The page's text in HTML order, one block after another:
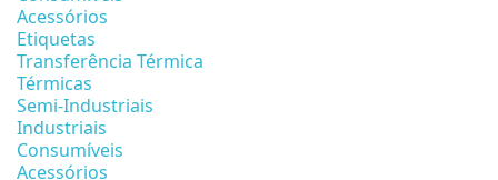
Acessórios
Etiquetas
Transferência Térmica
Térmicas
Semi-Industriais
Industriais
Consumíveis
Acessórios